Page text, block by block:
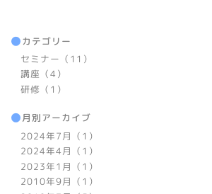
カテゴリー
セミナー（11）
講座（4）
研修（1）
月別アーカイブ
2024年7月（1）
2024年4月（1）
2023年1月（1）
2010年9月（1）